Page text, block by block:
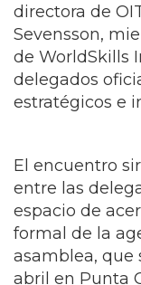
directora de
Sevensson,
de WorldSkills
delegados
estratégicos e
El encuentro
entre las
espacio de
formal de la
asamblea, que
abril en Punta